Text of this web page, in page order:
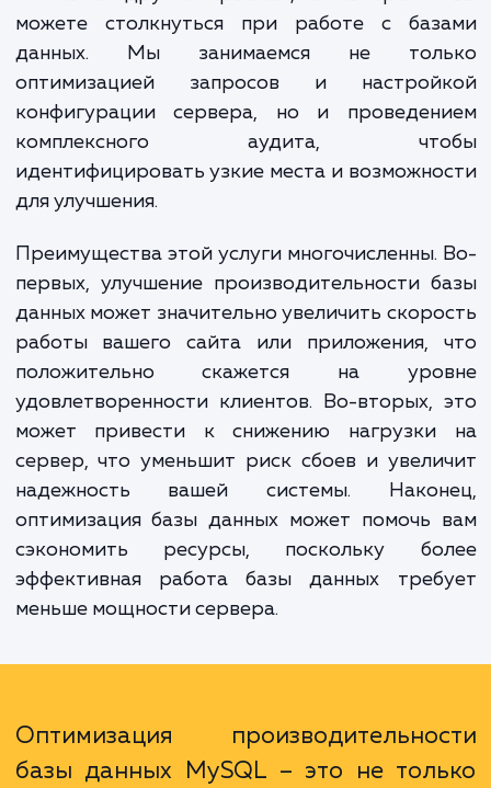
сотрудников и потеря прибыли.
Услуга "Улучшение производительности
данных MySQL" разработана для решения
и многих других проблем, с
можете столкнуться при работе с
данных. Мы занимаемся не
оптимизацией запросов и
конфигурации сервера, но и
комплексного аудита,
идентифицировать узкие места и
для улучшения.
Преимущества этой услуги
первых, улучшение производительности
данных может значительно увеличить
работы вашего сайта или приложения,
положительно скажется на
удовлетворенности клиентов. Во-вторых,
сервер, что уменьшит риск сбоев и
оптимизация базы данных может помочь
сэкономить ресурсы, поскольку